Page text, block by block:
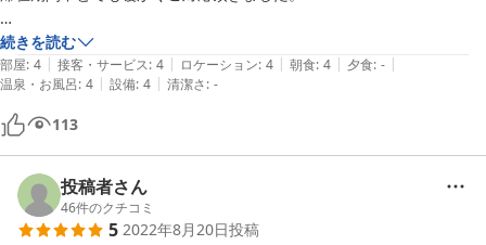
館内設備は時代を感じますが、清潔で必要なものは揃っており、快適に
過ごせます。
とても安価ですが、タオルやパジャマさえ持参すれば不自由なく過ごせ
ます。
トイレは共用ですが清潔で、洗面所は部屋についていました。
家族でお世話になりましたが、翌朝子供にはお菓子セットを頂き大変喜
んでいました。
続きを読む
部屋: 4 | 接客・サービス: 4 | ロケーション: 4 | 朝食: 4 | 夕食: - |
温泉・お風呂: 4 | 設備: 4 | 清潔さ: -
113
投稿者さん
46件のクチコミ
5 2022年8月20日投稿